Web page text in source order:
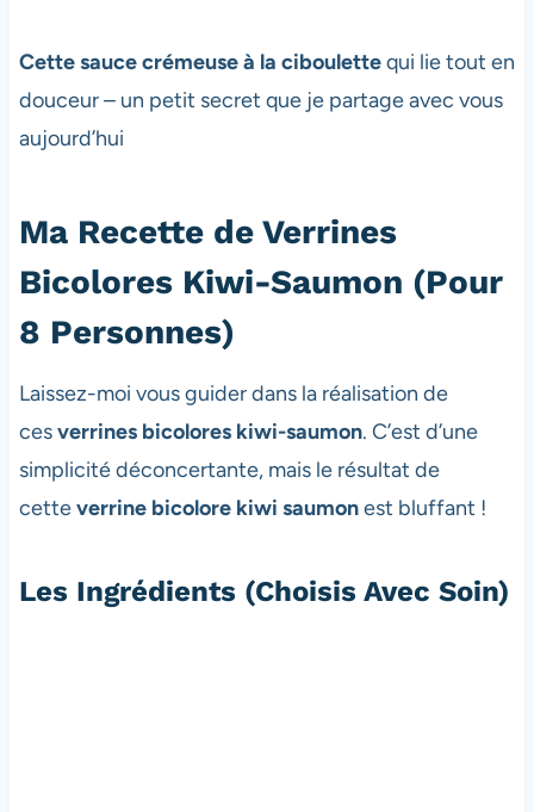
Cette sauce crémeuse à la ciboulettequi lie tout en
douceur – un petit secret que je partage avec vous
aujourd’hui
Ma Recette de Verrines
Bicolores Kiwi-Saumon (Pour
8 Personnes)
Laissez-moi vous guider dans la réalisation de
cesverrines bicolores kiwi-saumon. C’est d’une
simplicité déconcertante, mais le résultat de
cetteverrine bicolore kiwi saumonest bluffant !
Les Ingrédients (Choisis Avec Soin)